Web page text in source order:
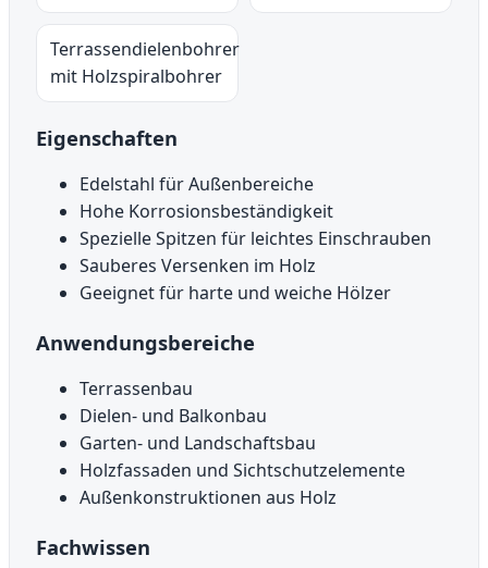
Terrassendielenbohrer
mit Holzspiralbohrer
Eigenschaften
Edelstahl für Außenbereiche
Hohe Korrosionsbeständigkeit
Spezielle Spitzen für leichtes Einschrauben
Sauberes Versenken im Holz
Geeignet für harte und weiche Hölzer
Anwendungsbereiche
Terrassenbau
Dielen- und Balkonbau
Garten- und Landschaftsbau
Holzfassaden und Sichtschutzelemente
Außenkonstruktionen aus Holz
Fachwissen